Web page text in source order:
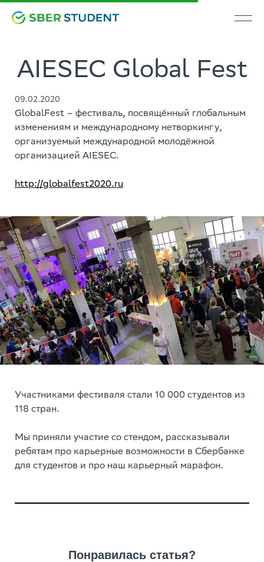
AIESEC Global Fest
09.02.2020
GlobalFest – фестиваль, посвящённый глобальным
изменениям и международному нетворкингу,
организуемый международной молодёжной
организацией AIESEC.
http://globalfest2020.ru
Участниками фестиваля стали 10 000 студентов из
118 стран.
Мы приняли участие со стендом, рассказывали
ребятам про карьерные возможности в Сбербанке
для студентов и про наш карьерный марафон.
Понравилась статья?